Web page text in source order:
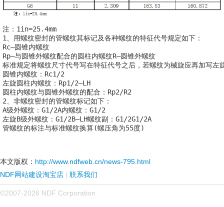
注：1in=25.4mm
1、用螺纹密封的管螺纹其标记及各种螺纹的特征代号规定如下：
Rc—圆锥内螺纹
Rp—与圆锥外螺纹配合的圆柱内螺纹R—圆锥外螺纹
标准规定将螺纹尺寸代号写在特征代号之后，若螺纹为械旋应再加写左
圆锥内螺纹：Rc1/2
左旋圆柱内螺纹：Rp1/2—LH
圆柱内螺纹与圆锥外螺纹的配合：Rp2/R2
2、非螺纹密封的管螺纹标记如下：
A级外螺纹：G1/2A内螺纹：G1/2
左旋B级外螺纹：G1/2B—LH螺纹副：G1/2G1/2A
管螺纹的标注与标准螺纹换算(螺压角为55度)
本文版权： http://www.ndfweb.cn/news-795.html
NDF网站建设淘宝店 | 联系我们
©2007-2026 NDF Corporation